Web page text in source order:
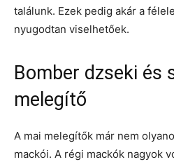
találunk. Ezek pedig akár a
nyugodtan viselhetőek.
Bomber dzseki és
melegítő
A mai melegítők már nem
mackói. A régi mackók nagyok